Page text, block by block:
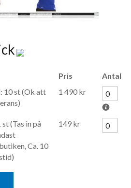
Pris
Antal
10 st (Ok att
1 490 kr
(Tas in på
Ca. 10
149 kr